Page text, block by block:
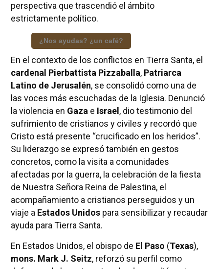
perspectiva que trascendió el ámbito
estrictamente político.
¿Nos ayudas? ¿un café?
En el contexto de los conflictos en Tierra Santa, el
cardenal Pierbattista Pizzaballa, Patriarca
Latino de Jerusalén, se consolidó como una de
las voces más escuchadas de la Iglesia. Denunció
la violencia en Gazae Israel , dio testimonio del
sufrimiento de cristianos y civiles y recordó que
Cristo está presente “crucificado en los heridos”.
Su liderazgo se expresó también en gestos
concretos, como la visita a comunidades
afectadas por la guerra, la celebración de la fiesta
de Nuestra Señora Reina de Palestina, el
acompañamiento a cristianos perseguidos y un
viaje a Estados Unidospara sensibilizar y recaudar
ayuda para Tierra Santa.
En Estados Unidos, el obispo de El Paso (Texas),
mons. Mark J. Seitz, reforzó su perfil como